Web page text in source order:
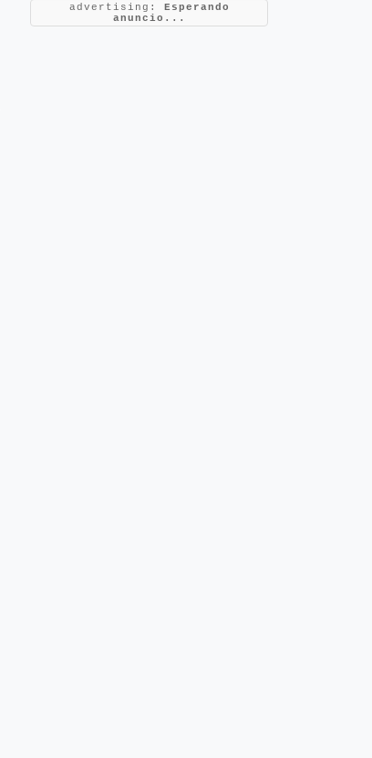
advertising: Esperando
anuncio...